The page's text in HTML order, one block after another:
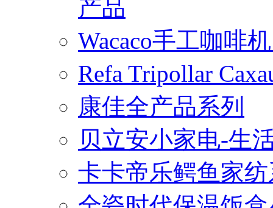
产品
Wacaco手工咖啡
Refa Tripollar
康佳全产品系列
贝立安小家电-生
卡卡帝乐鳄鱼家